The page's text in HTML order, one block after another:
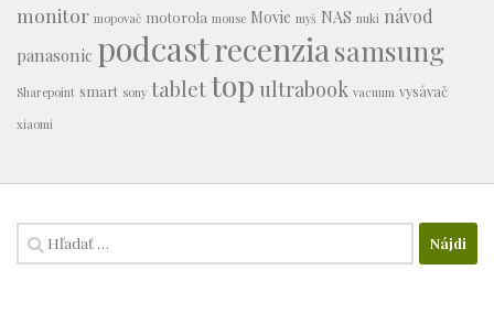
monitor mopovač motorola mouse Movie myš NAS nuki návod
panasonic podcastrecenziasamsung
Sharepoint smart sony tablettop ultrabook vacuum vysávač
xiaomi
Hľadať: